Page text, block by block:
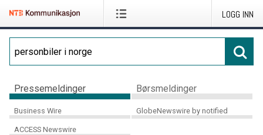
LOGG INN
Pressemeldinger Børsmeldinger
Business Wire GlobeNewswire by notified
ACCESS Newswire